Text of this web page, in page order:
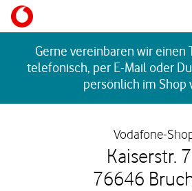
Skip to content
Gerne vereinbaren wir einen
telefonisch, per E-Mail oder
persönlich im Shop
Vodafone-
Kaiserstr.
76646